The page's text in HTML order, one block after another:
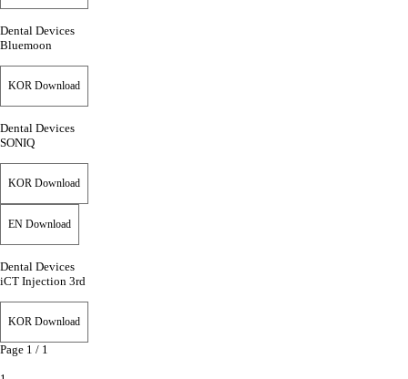
Dental Devices
Bluemoon
KOR Download
Dental Devices
SONIQ
KOR Download
EN Download
Dental Devices
iCT Injection 3rd
KOR Download
Page 1 / 1